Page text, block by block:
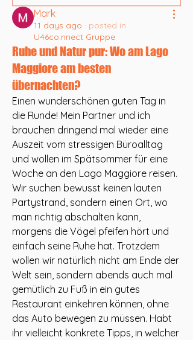
Mark
11 days ago · posted in
U46co:nnect Gruppe
Ruhe und Natur pur: Wo am Lago
Maggiore am besten
übernachten?
Einen wunderschönen guten Tag in
die Runde! Mein Partner und ich
brauchen dringend mal wieder eine
Auszeit vom stressigen Büroalltag
und wollen im Spätsommer für eine
Woche an den Lago Maggiore reisen.
Wir suchen bewusst keinen lauten
Partystrand, sondern einen Ort, wo
man richtig abschalten kann,
morgens die Vögel pfeifen hört und
einfach seine Ruhe hat. Trotzdem
wollen wir natürlich nicht am Ende der
Welt sein, sondern abends auch mal
gemütlich zu Fuß in ein gutes
Restaurant einkehren können, ohne
das Auto bewegen zu müssen. Habt
ihr vielleicht konkrete Tipps, in welcher